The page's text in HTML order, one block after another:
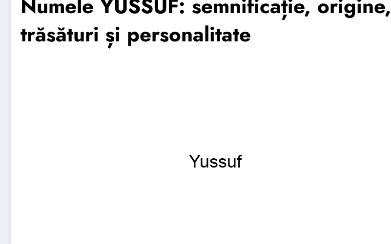
Numele YUSSUF: semnificație, origine,
trăsături și personalitate